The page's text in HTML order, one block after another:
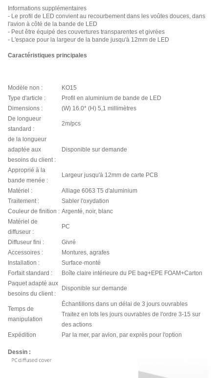
Informations supplémentaires
- Le profil de LED convient au recourbement dans les voûtes douces, dans
l'avion à côté de la bande de LED
- Peut être équipé des couvertures transparentes et givrées
- L'espace pour la largeur de la bande jusqu'à 12mm de LED
Caractéristiques principales
Modèle non :
KO15
Type d'article :
Profil en aluminium de bande de LED
Dimensions :
(W) 16.0* (H) 5,1 millimètres
De longueur
standard :
2m/pcs
de la longueur
adaptée aux
besoins du client :
Disponible sur demande
Approprié à la
bande menée :
Largeur jusqu'à 12mm de carte PCB
Matériel :
Alliage 6063 T5 d'aluminium
Traitement :
Sabler l'oxydation
Couleur de finition : Argenté, noir, blanc
Matériel de
diffuseur :
PC
Diffuseur fini :
Givré
Accessoires :
Montures, agrafes
Installation :
Surface-monté
Forfait standard :
Boîte claire intérieure du PE bag+EPE FOAM+Carton
Paquet adapté aux
besoins du client :
Disponible sur demande
Temps de
manipulation
Échantillons dans un délai de 3 jours ouvrables
Traitez en lots les jours ouvrables de l'ordre 3-15 sur
des actions
Expédition
Par la mer, par avion, par exprès pour l'option
Dessin :